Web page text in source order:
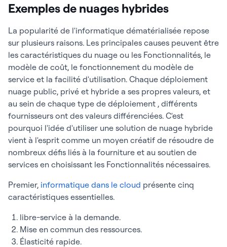
Exemples de nuages hybrides
La popularité de l'informatique dématérialisée repose
sur plusieurs raisons. Les principales causes peuvent être
les caractéristiques du nuage ou les Fonctionnalités, le
modèle de coût, le fonctionnement du modèle de
service et la facilité d'utilisation. Chaque déploiement
nuage public, privé et hybride a ses propres valeurs, et
au sein de chaque type de déploiement , différents
fournisseurs ont des valeurs différenciées. C'est
pourquoi l'idée d'utiliser une solution de nuage hybride
vient à l'esprit comme un moyen créatif de résoudre de
nombreux défis liés à la fourniture et au soutien de
services en choisissant les Fonctionnalités nécessaires.
Premier, informatique dans le cloud présente cinq
caractéristiques essentielles.
libre-service à la demande.
Mise en commun des ressources.
Élasticité rapide.